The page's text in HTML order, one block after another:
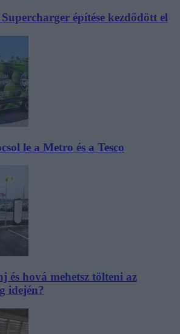
építése kezdődött el
le a Metro és a Tesco
és hová mehetsz tölteni az
idején?